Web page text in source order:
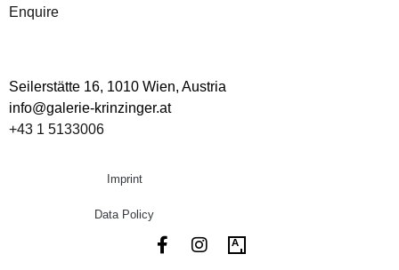
Enquire
Seilerstätte 16, 1010 Wien, Austria
info@galerie-krinzinger.at
+43 1 5133006
Imprint
Data Policy